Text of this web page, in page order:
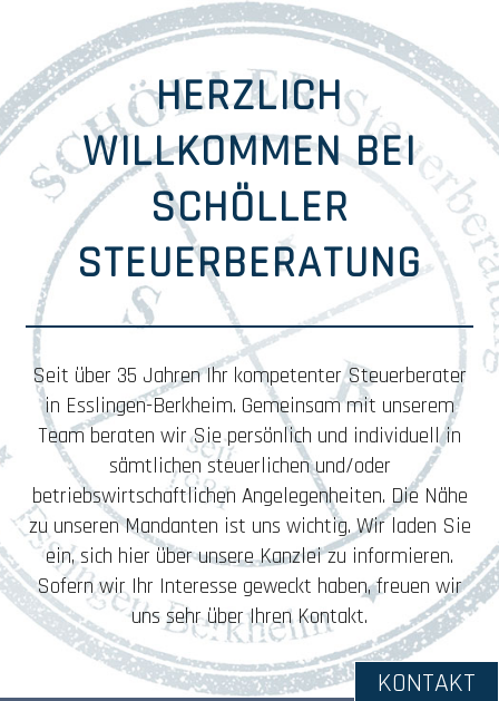
KONTAKT
HERZLICH
WILLKOMMEN BEI
SCHÖLLER
STEUERBERATUNG
Seit über 35 Jahren Ihr kompetenter Steuerberater
in Esslingen-Berkheim. Gemeinsam mit unserem
Team beraten wir Sie persönlich und individuell in
sämtlichen steuerlichen und/oder
betriebswirtschaftlichen Angelegenheiten. Die Nähe
zu unseren Mandanten ist uns wichtig. Wir laden Sie
ein, sich hier über unsere Kanzlei zu informieren.
Sofern wir Ihr Interesse geweckt haben, freuen wir
uns sehr über Ihren Kontakt.